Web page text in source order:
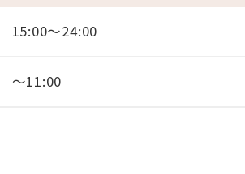
ワ ハナサキマルシェ
ー、ドラックストア
15:00～24:00
～11:00